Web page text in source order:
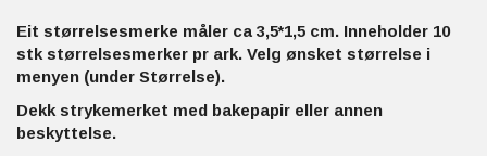
Eit størrelsesmerke måler ca 3,5*1,5 cm. Inneholder 10
stk størrelsesmerker pr ark. Velg ønsket størrelse i
menyen (under Størrelse).
Dekk strykemerket med bakepapir eller annen
beskyttelse.